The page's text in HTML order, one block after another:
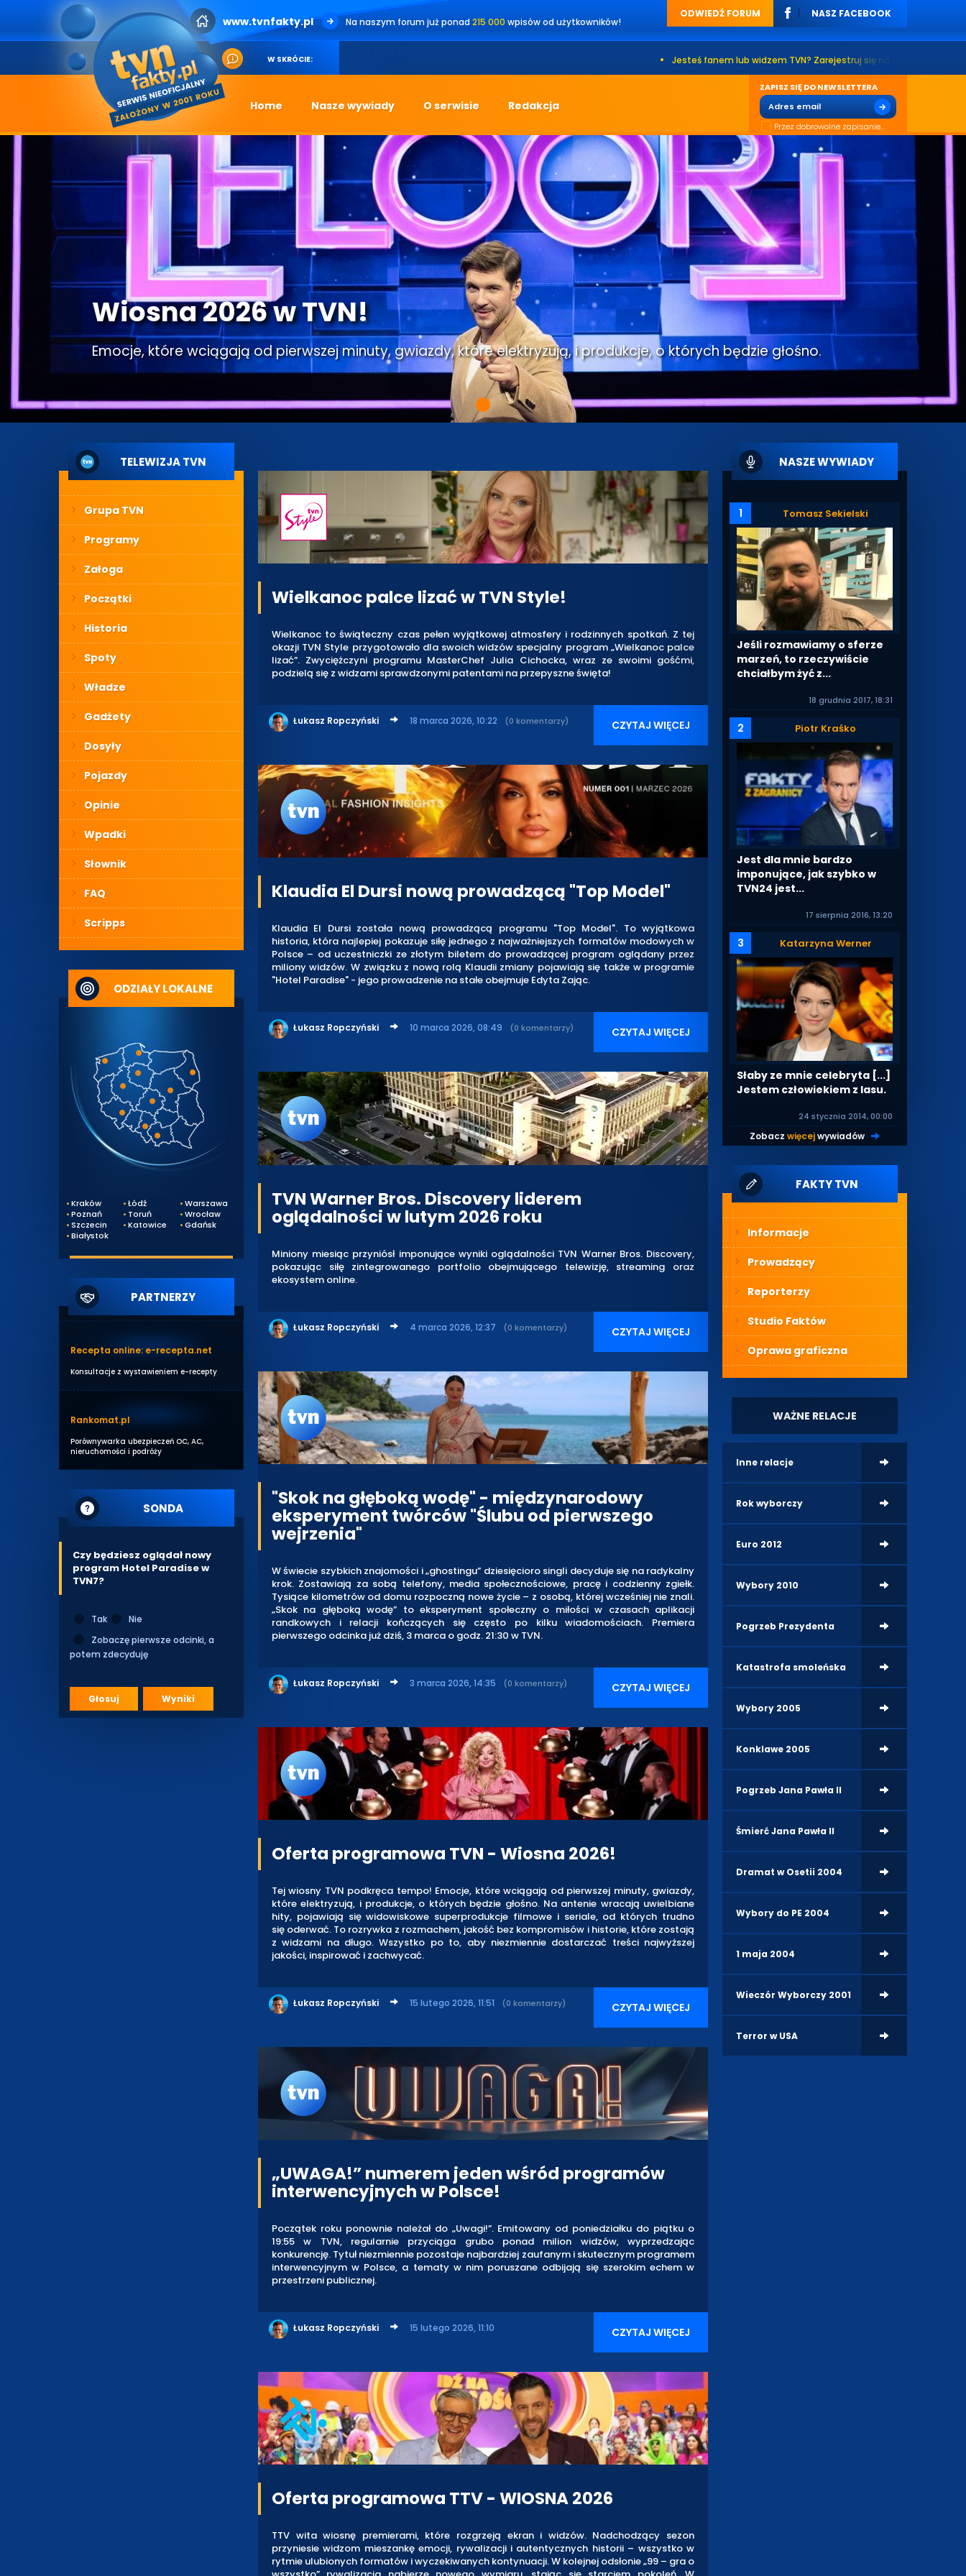
www.tvnfakty.pl Na naszym forum już ponad 215 000 wpisów od użytkowników!
ODWIEDŹ FORUM NASZ FACEBOOK
W SKRÓCIE: Jesteś fanem lub widzem TVN? Zarejestruj się na naszym forum. Już ponad
Home Nasze wywiady O serwisie Redakcja
ZAPISZ SIĘ DO NEWSLETTERA
Przez dobrowolne zapisanie...
Wiosna 2026 w TVN!
Emocje, które wciągają od pierwszej minuty, gwiazdy, które elektryzują, i produkcje, o których będzie głośno.
TELEWIZJA TVN
Grupa TVN
Programy
Załoga
Początki
Historia
Spoty
Władze
Gadżety
Dosyły
Pojazdy
Opinie
Wpadki
Słownik
FAQ
Scripps
ODZIAŁY LOKALNE
Kraków Łódź
Warszawa
Poznań
Toruń
Wrocław
Szczecin
Katowice
Gdańsk
Białystok
PARTNERZY
Recepta online: e-recepta.net
Konsultacje z wystawieniem e-recepty
Rankomat.pl
Porównywarka ubezpieczeń OC, AC,
nieruchomości i podróży
SONDA
Czy będziesz oglądał nowy
program Hotel Paradise w
TVN7?
Tak
Nie
Zobaczę pierwsze odcinki, a
potem zdecyduję
Głosuj Wyniki
Wielkanoc palce lizać w TVN Style!
Wielkanoc to świąteczny czas pełen wyjątkowej atmosfery i rodzinnych spotkań. Z tej
okazji TVN Style przygotowało dla swoich widzów specjalny program „Wielkanoc palce
lizać”. Zwyciężczyni programu MasterChef Julia Cichocka, wraz ze swoimi gośćmi,
podzielą się z widzami sprawdzonymi patentami na przepyszne święta!
Łukasz Ropczyński 18 marca 2026, 10:22 (0 komentarzy) CZYTAJ WIĘCEJ
Klaudia El Dursi nową prowadzącą "Top Model"
Klaudia El Dursi została nową prowadzącą programu "Top Model". To wyjątkowa
historia, która najlepiej pokazuje siłę jednego z najważniejszych formatów modowych w
Polsce – od uczestniczki ze złotym biletem do prowadzącej program oglądany przez
miliony widzów. W związku z nową rolą Klaudii zmiany pojawiają się także w programie
"Hotel Paradise" - jego prowadzenie na stałe obejmuje Edyta Zając.
Łukasz Ropczyński 10 marca 2026, 08:49 (0 komentarzy) CZYTAJ WIĘCEJ
TVN Warner Bros. Discovery liderem
oglądalności w lutym 2026 roku
Miniony miesiąc przyniósł imponujące wyniki oglądalności TVN Warner Bros. Discovery,
pokazując siłę zintegrowanego portfolio obejmującego telewizję, streaming oraz
ekosystem online.
Łukasz Ropczyński 4 marca 2026, 12:37 (0 komentarzy) CZYTAJ WIĘCEJ
"Skok na głęboką wodę" - międzynarodowy
eksperyment twórców "Ślubu od pierwszego
wejrzenia"
W świecie szybkich znajomości i „ghostingu” dziesięcioro singli decyduje się na radykalny
krok. Zostawiają za sobą telefony, media społecznościowe, pracę i codzienny zgiełk.
Tysiące kilometrów od domu rozpoczną nowe życie – z osobą, której wcześniej nie znali.
„Skok na głęboką wodę” to eksperyment społeczny o miłości w czasach aplikacji
randkowych i relacji kończących się często po kilku wiadomościach. Premiera
pierwszego odcinka już dziś, 3 marca o godz. 21:30 w TVN.
Łukasz Ropczyński 3 marca 2026, 14:35 (0 komentarzy) CZYTAJ WIĘCEJ
Oferta programowa TVN - Wiosna 2026!
Tej wiosny TVN podkręca tempo! Emocje, które wciągają od pierwszej minuty, gwiazdy,
które elektryzują, i produkcje, o których będzie głośno. Na antenie wracają uwielbiane
hity, pojawiają się widowiskowe superprodukcje filmowe i seriale, od których trudno
się oderwać. To rozrywka z rozmachem, jakość bez kompromisów i historie, które zostają
z widzami na długo. Wszystko po to, aby niezmiennie dostarczać treści najwyższej
jakości, inspirować i zachwycać.
Łukasz Ropczyński 15 lutego 2026, 11:51 (0 komentarzy) CZYTAJ WIĘCEJ
„UWAGA!” numerem jeden wśród programów
interwencyjnych w Polsce!
Początek roku ponownie należał do „Uwagi!”. Emitowany od poniedziałku do piątku o
19:55 w TVN, regularnie przyciąga grubo ponad milion widzów, wyprzedzając
konkurencję. Tytuł niezmiennie pozostaje najbardziej zaufanym i skutecznym programem
interwencyjnym w Polsce, a tematy w nim poruszane odbijają się szerokim echem w
przestrzeni publicznej.
Łukasz Ropczyński 15 lutego 2026, 11:10 CZYTAJ WIĘCEJ
Oferta programowa TTV - WIOSNA 2026
TTV wita wiosnę premierami, które rozgrzeją ekran i widzów. Nadchodzący sezon
przyniesie widzom mieszankę emocji, rywalizacji i autentycznych historii – wszystko w
rytmie ulubionych formatów i wyczekiwanych kontynuacji. W kolejnej odsłonie „99 – gra o
NASZE WYWIADY
1 Tomasz Sekielski
Jeśli rozmawiamy o sferze
marzeń, to rzeczywiście
chciałbym żyć z...
18 grudnia 2017, 18:31
2 Piotr Kraśko
Jest dla mnie bardzo
imponujące, jak szybko w
TVN24 jest...
17 sierpnia 2016, 13:20
3 Katarzyna Werner
Słaby ze mnie celebryta [...]
Jestem człowiekiem z lasu.
24 stycznia 2014, 00:00
Zobaczwięcejwywiadów |
FAKTY TVN
Informacje
Prowadzący
Reporterzy
Studio Faktów
Oprawa graficzna
WAŻNE RELACJE
Inne relacje
Rok wyborczy
Euro 2012
Wybory 2010
Pogrzeb Prezydenta
Katastrofa smoleńska
Wybory 2005
Konklawe 2005
Pogrzeb Jana Pawła II
Śmierć Jana Pawła II
Dramat w Osetii 2004
Wybory do PE 2004
1 maja 2004
Wieczór Wyborczy 2001
Terror w USA